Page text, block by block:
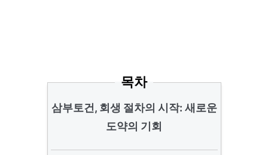
목차
삼부토건, 회생 절차의 시작: 새로운
도약의 기회